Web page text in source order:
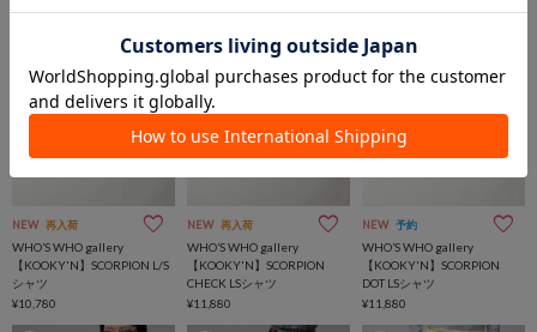
NEW 再入荷
WHO’S WHO gallery
【KOOKY'N】SCORPION L/S
シャツ
¥10,780
NEW 再入荷
WHO’S WHO gallery
【KOOKY'N】SCORPION
CHECK LSシャツ
¥11,880
NEW 予約
WHO’S WHO gallery
【KOOKY'N】SCORPION
DOT LSシャツ
¥11,880